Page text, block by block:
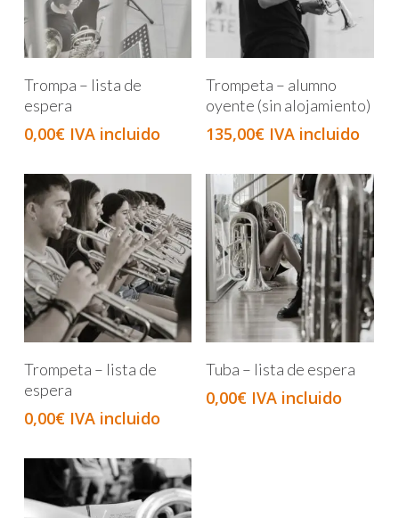
Añadir Al Carrito
Trompa – lista de
espera
0,00€ IVA incluido
Añadir Al Carrito
Trompeta – alumno
oyente (sin alojamiento)
135,00€ IVA incluido
Trompeta – lista de
espera
0,00€ IVA incluido
Tuba – lista de espera
0,00€ IVA incluido